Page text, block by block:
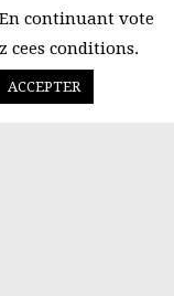
continuant vote
cees conditions.
ACCEPTER